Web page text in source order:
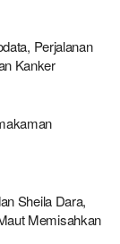
Perjalanan
Kanker
Sheila Dara,
Memisahkan